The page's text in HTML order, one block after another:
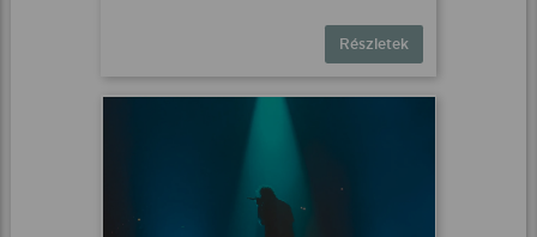
Részletek